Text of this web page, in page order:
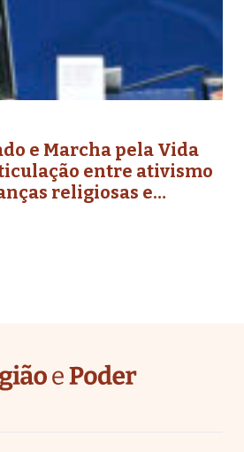
e Marcha pela Vida
entre ativismo
religiosas e